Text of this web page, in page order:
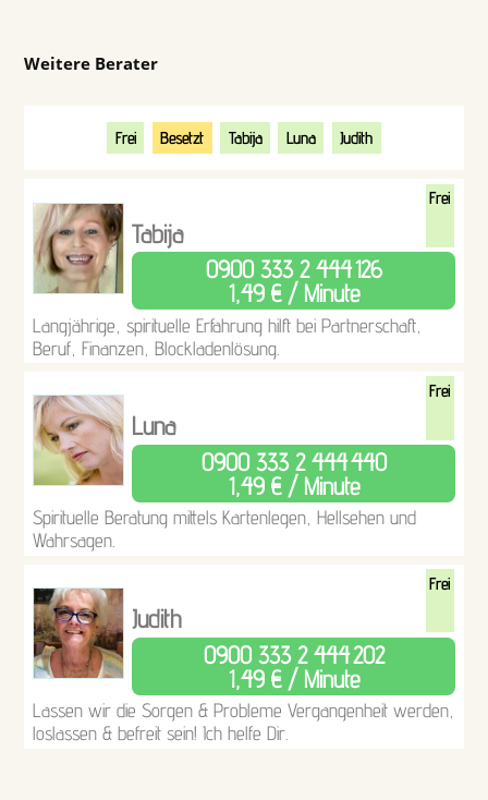
Weitere Berater
Frei Besetzt Tabija Luna Judith
Tabija
Frei
0900 333 2 444126
1,49 € / Minute
Langjährige, spirituelle Erfahrung hilft bei Partnerschaft,
Beruf, Finanzen, Blockladenlösung.
Luna
Frei
0900 333 2 444440
1,49 € / Minute
Spirituelle Beratung mittels Kartenlegen, Hellsehen und
Wahrsagen.
Judith
Frei
0900 333 2 444202
1,49 € / Minute
Lassen wir die Sorgen & Probleme Vergangenheit werden,
loslassen & befreit sein! Ich helfe Dir.